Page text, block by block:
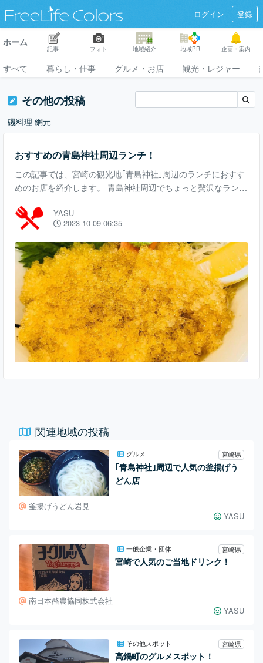
ログイン 登録
ホーム
記事 フォト 地域紹介 地域PR 企画・案内
すべて 暮らし・仕事 グルメ・お店 観光・レジャー
その他の投稿
磯料理 網元
おすすめの青島神社周辺ランチ！
この記事では、宮崎の観光地｢青島神社｣周辺のランチにおすす
めのお店を紹介します。 青島神社周辺でちょっと贅沢なランチ
す。 青島神社の参道入り口から歩いて行けるところに、いかに
も｢磯料理店｣という佇まいでその店はあります。 青島には漁港
もあり近海獲れの魚介類が水揚げされます。そんな新鮮な魚介
類をいろいろなお料理で思う存分に味わうことができるのがこ
ちらの「磯料理 網元」です。 お刺身やお寿司といった魚料理
の王道はその時期の旬で新鮮な魚介を
YASU
2023-10-09 06:35
関連地域の投稿
グルメ 宮崎県
｢青島神社｣周辺で人気の釜揚げう
どん店
釜揚げうどん岩見
YASU
一般企業・団体 宮崎県
宮崎で人気のご当地ドリンク！
南日本酪農協同株式会社
YASU
その他スポット 宮崎県
高鍋町のグルメスポット！